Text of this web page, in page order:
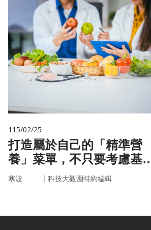
115/02/25
打造屬於自己的「精準營
養」菜單，不只要考慮基
因，關鍵更在腸道微生物
寒波 ｜ 科技大觀園特約編輯